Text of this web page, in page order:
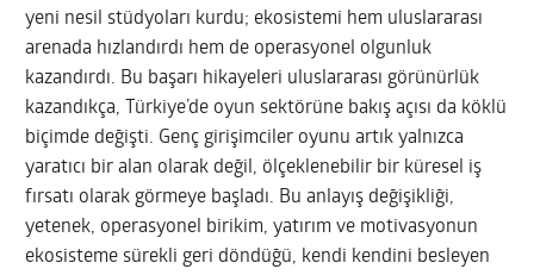
yeni nesil stüdyoları kurdu; ekosistemi hem uluslararası
arenada hızlandırdı hem de operasyonel olgunluk
kazandırdı. Bu başarı hikayeleri uluslararası görünürlük
kazandıkça, Türkiye’de oyun sektörüne bakış açısı da köklü
biçimde değişti. Genç girişimciler oyunu artık yalnızca
yaratıcı bir alan olarak değil, ölçeklenebilir bir küresel iş
fırsatı olarak görmeye başladı. Bu anlayış değişikliği,
yetenek, operasyonel birikim, yatırım ve motivasyonun
ekosisteme sürekli geri döndüğü, kendi kendini besleyen